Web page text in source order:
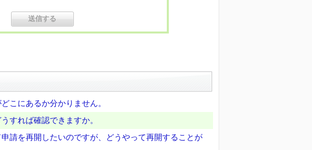
こにあるか分かりません。
すれば確認できますか。
請を再開したいのですが、どうやって再開することが